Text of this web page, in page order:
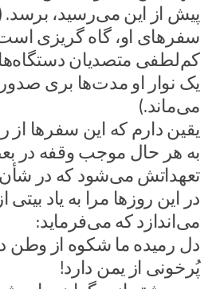
پیش از این می‌رسید،
سفر‌های او، گاه گریزی
کم‌لطفی متصدیان
یک نوار او مدت‌ها بری
می‌ماند.)
یقین دارم که این سفرها
به هر حال موجب وقفه در
تعهداتش می‌شود که در
در این روز‌ها مرا به یاد
می‌اندازد که می‌فرماید:
دل رمیده ما شکوه از وطن
پُرخونی از یمن دارد!